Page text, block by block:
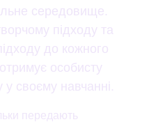
середовище.
підходу та
до кожного
особисту
у своєму навчанні.
передають